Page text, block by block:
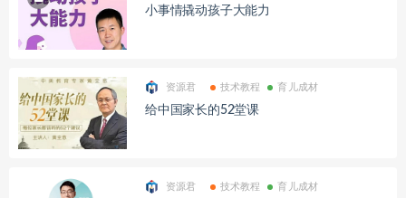
小事情撬动孩子大能力
资源君 技术教程 育儿成材
给中国家长的52堂课
资源君 技术教程 育儿成材